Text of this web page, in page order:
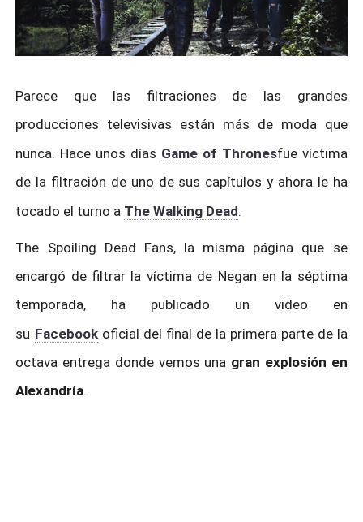
Parece que las filtraciones de las grandes
producciones televisivas están más de moda que
nunca. Hace unos días Game of Thronesfue víctima
de la filtración de uno de sus capítulos y ahora le ha
tocado el turno a The Walking Dead.
The Spoiling Dead Fans, la misma página que se
encargó de filtrar la víctima de Negan en la séptima
temporada, ha publicado un video en
su Facebookoficial del final de la primera parte de la
octava entrega donde vemos una gran explosión en
Alexandría.